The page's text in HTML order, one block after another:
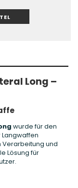
Long –
wurde für den
Verarbeitung und
Lösung für